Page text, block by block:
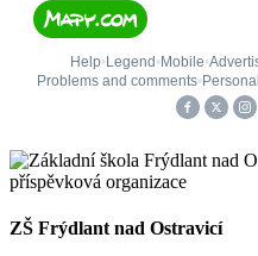
ZŠ Frýdlant nad Ostravicí